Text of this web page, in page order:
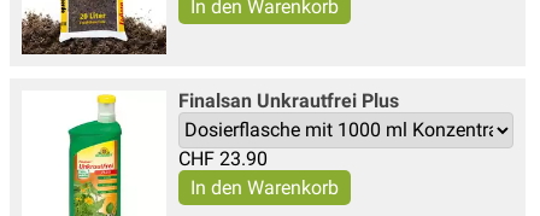
Finalsan Unkrautfrei Plus
CHF 23.90